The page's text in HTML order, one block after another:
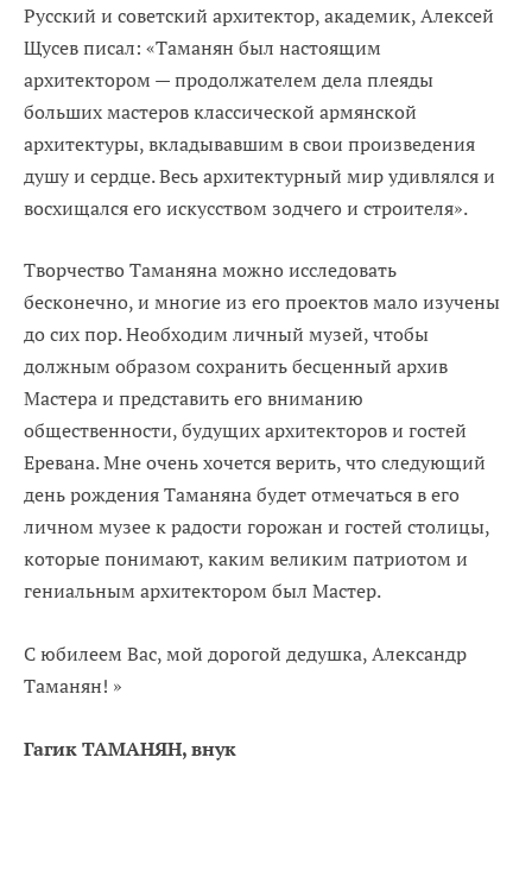
Русский и советский архитектор, академик, Алексей
Щусев писал: «Таманян был настоящим
архитектором — продолжателем дела плеяды
больших мастеров классической армянской
архитектуры, вкладывавшим в свои произведения
душу и сердце. Весь архитектурный мир удивлялся и
восхищался его искусством зодчего и строителя».
Творчество Таманяна можно исследовать
бесконечно, и многие из его проектов мало изучены
до сих пор. Необходим личный музей, чтобы
должным образом сохранить бесценный архив
Мастера и представить его вниманию
общественности, будущих архитекторов и гостeй
Еревана. Mне очень хочется верить, что следующий
день рождения Таманяна будет отмечаться в его
личном музее к радости горожан и гостей столицы,
которые понимают, каким великим патриотом и
гениальным архитектором был Мастер.
С юбилеем Вас, мой дорогой дедушка, Александр
Таманян! »
Гагик ТАМАНЯН, внук